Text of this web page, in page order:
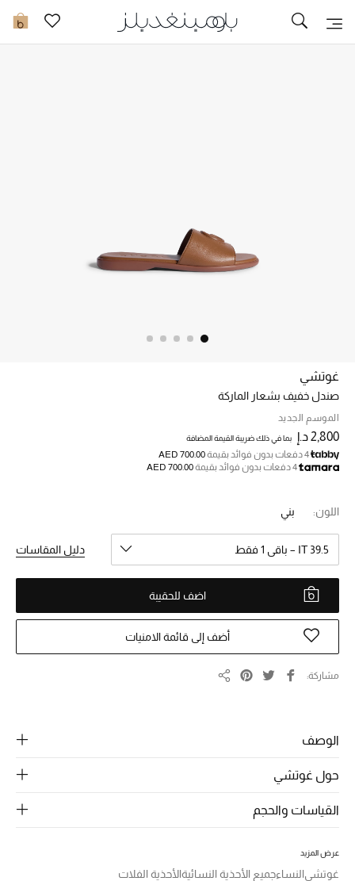
0 تخفيضات
خصم حتى 70%
تسوقوا الآن
ما وصلنا حديثاً
ما وصلنا حديثاً
الموسم الجديد
النساء
الحقائب النسائية
أحذية النسائية
الجمال
الأطفال
غوتشي
صندل خفيف بشعار الماركة
الموسم الجديد
2,800 د.إ بما في ذلك ضريبة القيمة المضافة
4 دفعات بدون فوائد بقيمة
AED 700.00
4 دفعات بدون فوائد بقيمة
AED 700.00
اللون: بني
IT 39.5 – باقي 1 فقط دليل المقاسات
اضف للحقيبة
أضف إلى قائمة الامنيات
مشاركة
الوصف
حول غوتشي
القياسات والحجم
عرض المزيد
غوتشيالنساءجميع الأحذية النسائيةالأحذية الفلات